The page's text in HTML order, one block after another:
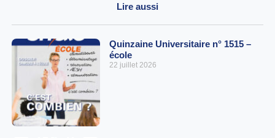
Lire aussi
Quinzaine Universitaire n° 1515 –
école
22 juillet 2026